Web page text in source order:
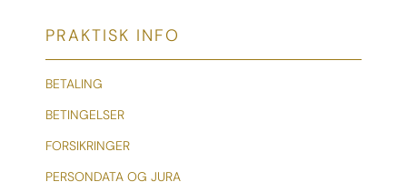
PRAKTISK INFO
BETALING
BETINGELSER
FORSIKRINGER
PERSONDATA OG JURA